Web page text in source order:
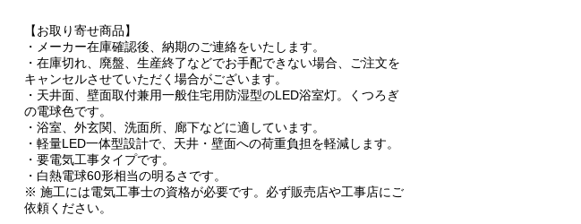
【お取り寄せ商品】
・メーカー在庫確認後、納期のご連絡をいたします。
・在庫切れ、廃盤、生産終了などでお手配できない場合、ご注文を
キャンセルさせていただく場合がございます。
・天井面、壁面取付兼用一般住宅用防湿型のLED浴室灯。くつろぎ
の電球色です。
・浴室、外玄関、洗面所、廊下などに適しています。
・軽量LED一体型設計で、天井・壁面への荷重負担を軽減します。
・要電気工事タイプです。
・白熱電球60形相当の明るさです。
※ 施工には電気工事士の資格が必要です。必ず販売店や工事店にご
依頼ください。